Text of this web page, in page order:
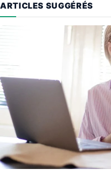
ARTICLES SUGGÉRÉS